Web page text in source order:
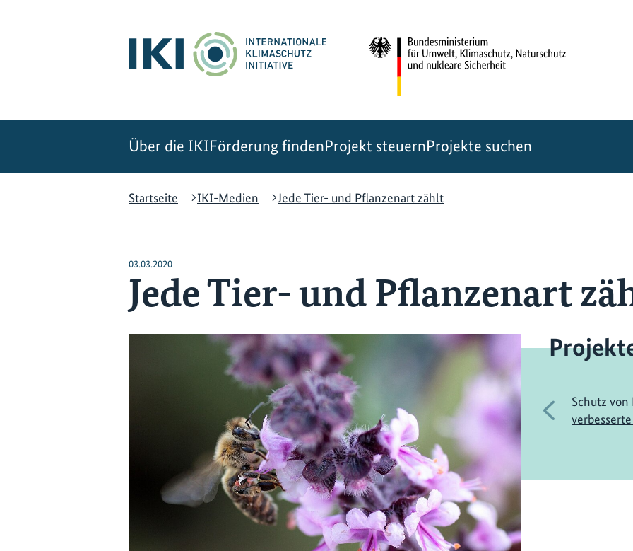
Über die IKIFörderung findenProjekt steuernProjekte suchen
Startseite
IKI-Medien Jede Tier- und Pflanzenart zählt
03.03.2020
Jede Tier- und Pflanzenart
Vorherige
Schutz